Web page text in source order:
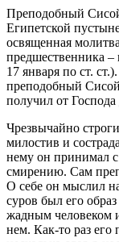
Преподобный
Египетской
освященная
предшественника
17 января по ст.
преподобный
получил от Господа
Чрезвычайно
милостив и
нему он принимал
смирению. Сам
О себе он мыслил
суров был его
жадным человеком
нем. Как-то раз его